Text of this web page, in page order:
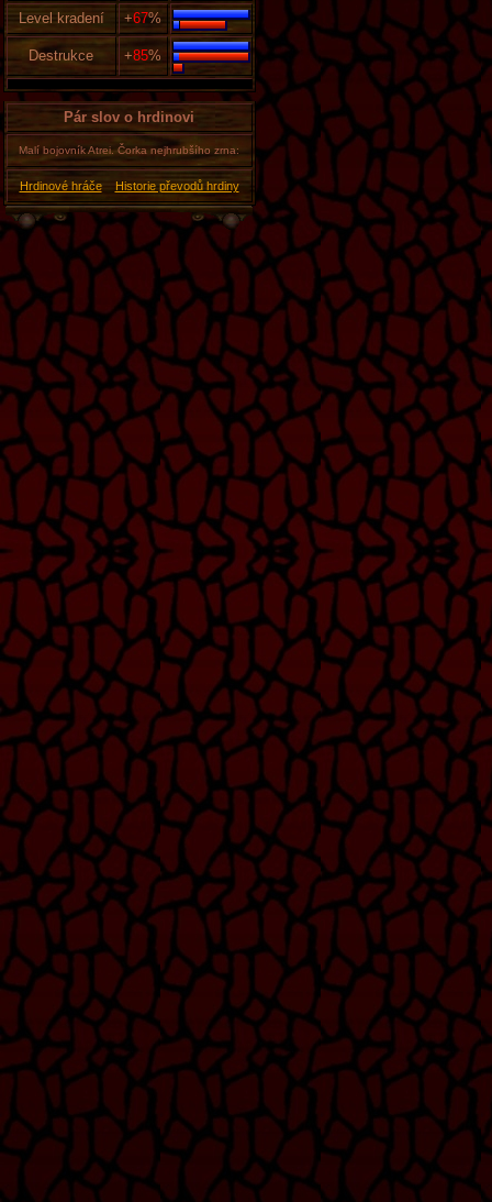
Level kradení
+67%
Destrukce +85%
Pár slov o hrdinovi
Malí bojovník Atrei. Čorka nejhrubšího zrna:
Hrdinové hráče Historie převodů hrdiny